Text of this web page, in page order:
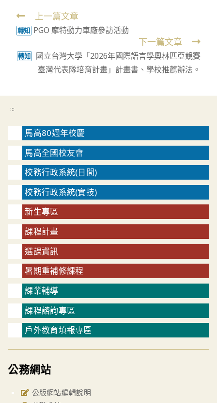
Read
more
上一篇文章
轉知 PGO 摩特動力車廠參訪活動
下一篇文章
轉知
國立台灣大學「2026年國際語言學奧林匹亞競賽
臺灣代表隊培育計畫」計畫書、學校推薦辦法。
:::
馬高80週年校慶
馬高全國校友會
校務行政系統(日間)
校務行政系統(實技)
新生專區
課程計畫
選課資訊
暑期重補修課程
課業輔導
課程諮詢專區
戶外教育填報專區
公務網站
公版網站編輯說明